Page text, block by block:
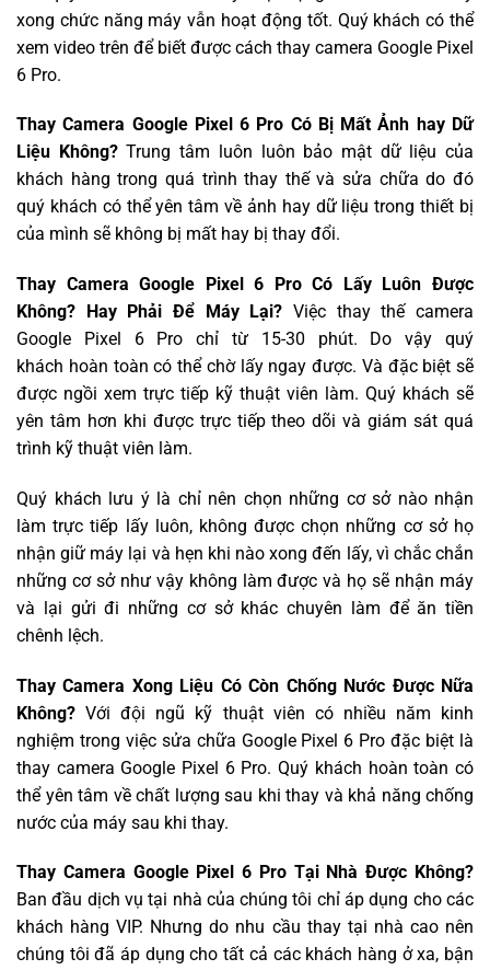
xong chức năng máy vẫn hoạt động tốt. Quý khách có thể
xem video trên để biết được cách thay camera Google Pixel
6 Pro.
Thay Camera Google Pixel 6 Pro Có Bị Mất Ảnh hay Dữ
Liệu Không?Trung tâm luôn luôn bảo mật dữ liệu của
khách hàng trong quá trình thay thế và sửa chữa do đó
quý khách có thể yên tâm về ảnh hay dữ liệu trong thiết bị
của mình sẽ không bị mất hay bị thay đổi.
Thay Camera Google Pixel 6 Pro Có Lấy Luôn Được
Không? Hay Phải Để Máy Lại? Việc thay thế camera
Google Pixel 6 Pro chỉ từ 15-30 phút. Do vậy quý
khách hoàn toàn có thể chờ lấy ngay được. Và đặc biệt sẽ
được ngồi xem trực tiếp kỹ thuật viên làm. Quý khách sẽ
yên tâm hơn khi được trực tiếp theo dõi và giám sát quá
trình kỹ thuật viên làm.
Quý khách lưu ý là chỉ nên chọn những cơ sở nào nhận
làm trực tiếp lấy luôn, không được chọn những cơ sở họ
nhận giữ máy lại và hẹn khi nào xong đến lấy, vì chắc chắn
những cơ sở như vậy không làm được và họ sẽ nhận máy
và lại gửi đi những cơ sở khác chuyên làm để ăn tiền
chênh lệch.
Thay Camera Xong Liệu Có Còn Chống Nước Được Nữa
Không? Với đội ngũ kỹ thuật viên có nhiều năm kinh
nghiệm trong việc sửa chữa Google Pixel 6 Pro đặc biệt là
thay camera Google Pixel 6 Pro. Quý khách hoàn toàn có
thể yên tâm về chất lượng sau khi thay và khả năng chống
nước của máy sau khi thay.
Thay Camera Google Pixel 6 Pro Tại Nhà Được Không?
Ban đầu dịch vụ tại nhà của chúng tôi chỉ áp dụng cho các
khách hàng VIP. Nhưng do nhu cầu thay tại nhà cao nên
chúng tôi đã áp dụng cho tất cả các khách hàng ở xa, bận